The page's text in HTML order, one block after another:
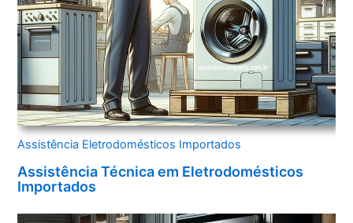
Assistência Eletrodomésticos Importados
Assistência Técnica em Eletrodomésticos
Importados